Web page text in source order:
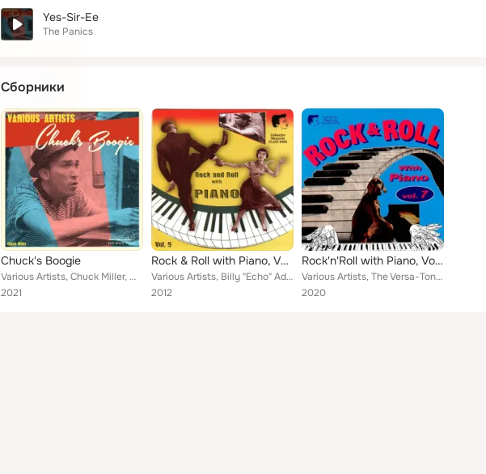
Yes-Sir-Ee
The Panics
Сборники
Chuck's Boogie
Various Artists, Chuck Miller, Mike Patterson, The Panics, Billy (Echo) Adkinson, The Dual Tones, Randy Meeks, Jimmy Elledge, Du...
2021
Rock & Roll with Piano, Vol. 9
Various Artists, Billy "Echo" Adkinson, Chuck Henderson, Chuck Miller, Blaine Smith, Mike Patterson, The Panics, The Dual Tones,...
2012
Rock'n'Roll with Piano, Vol. 7
Various Artists, The Versa-Tones, Larry Kemp, Joe Griffith, Jimmy Nelis, Conrad Frelly, The Panics, Floyd Brown, Paul Wyatt, Ted...
2020